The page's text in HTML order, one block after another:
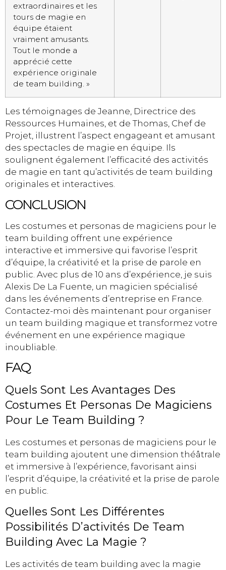
extraordinaires et les
tours de magie en
équipe étaient
vraiment amusants.
Tout le monde a
apprécié cette
expérience originale
de team building. »
Les témoignages de Jeanne, Directrice des
Ressources Humaines, et de Thomas, Chef de
Projet, illustrent l’aspect engageant et amusant
des spectacles de magie en équipe. Ils
soulignent également l’efficacité des activités
de magie en tant qu’activités de team building
originales et interactives.
CONCLUSION
Les costumes et personas de magiciens pour le
team building offrent une expérience
interactive et immersive qui favorise l’esprit
d’équipe, la créativité et la prise de parole en
public. Avec plus de 10 ans d’expérience, je suis
Alexis De La Fuente, un magicien spécialisé
dans les événements d’entreprise en France.
Contactez-moi dès maintenant pour organiser
un team building magique et transformez votre
événement en une expérience magique
inoubliable.
FAQ
Quels Sont Les Avantages Des
Costumes Et Personas De Magiciens
Pour Le Team Building ?
Les costumes et personas de magiciens pour le
team building ajoutent une dimension théâtrale
et immersive à l’expérience, favorisant ainsi
l’esprit d’équipe, la créativité et la prise de parole
en public.
Quelles Sont Les Différentes
Possibilités D’activités De Team
Building Avec La Magie ?
Les activités de team building avec la magie